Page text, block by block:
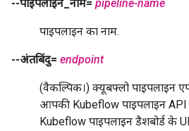
--पाइपलाइन_नाम= pipeline-name
पाइपलाइन का नाम.
--अंतबिंदु= endpoint
(वैकल्पिक।) क्यूबफ्लो पाइपलाइन
आपकी Kubeflow पाइपलाइन API
Kubeflow पाइपलाइन डैशबोर्ड के